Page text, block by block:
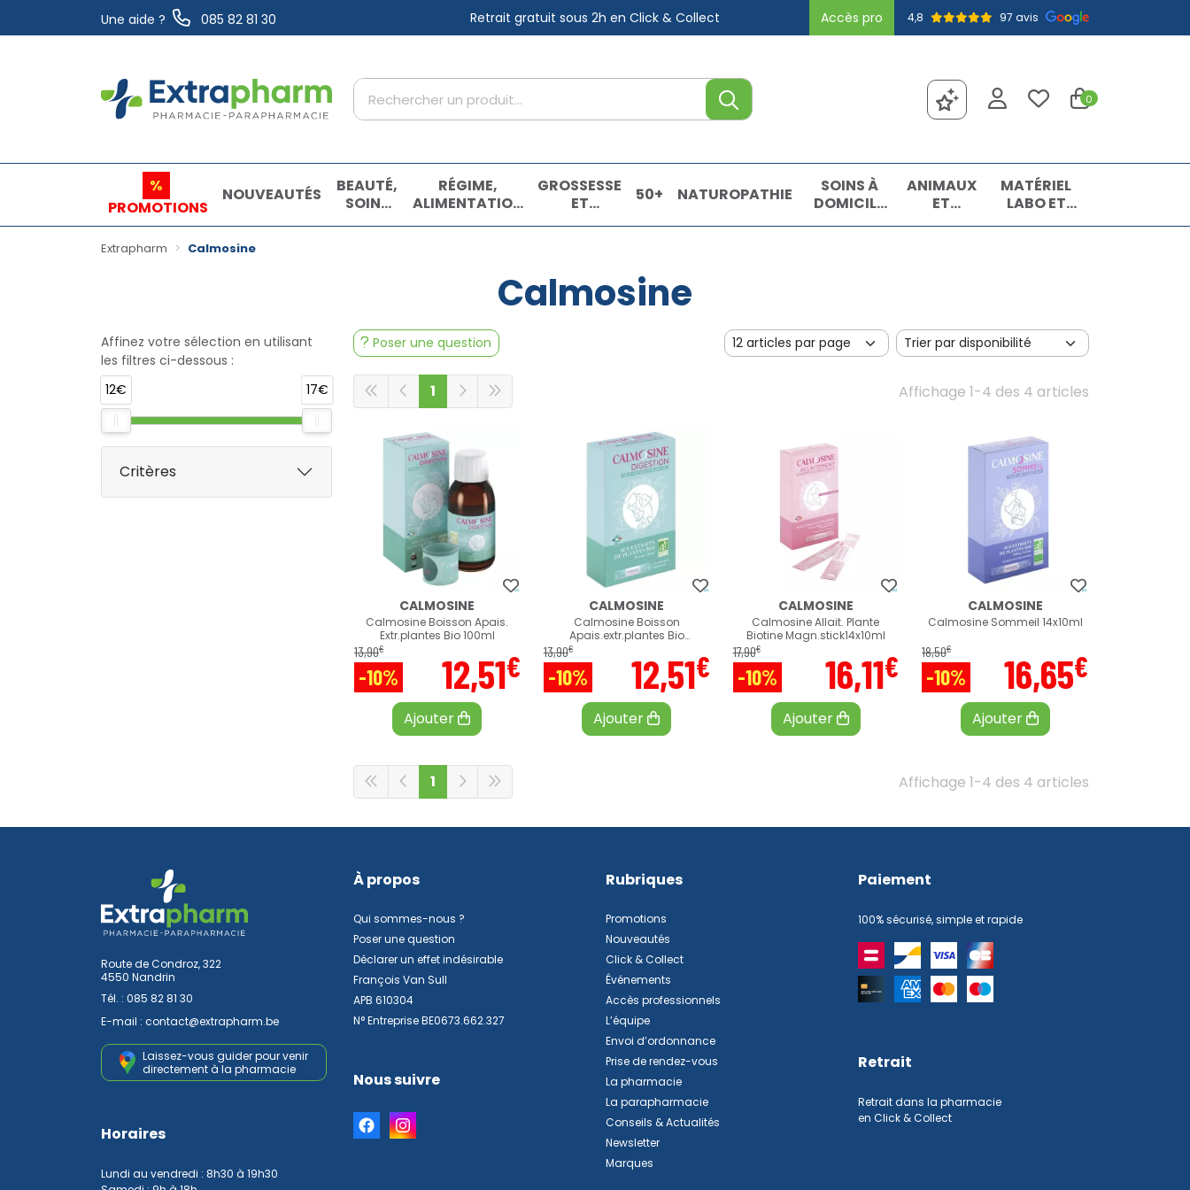
Une aide ? 085 82 81 30 Retrait gratuit sous 2h en Click & Collect Accès pro 4,8 97 avis
Extrapharm Votre pharmacie en ligne à votre service 0
%
PROMOTIONS
NOUVEAUTÉS
BEAUTÉ,
SOINS
ET
RÉGIME,
ALIMENTATION
& VITAMINES
GROSSESSE
ET
ENFANTS
50+ NATUROPATHIE
SOINS À
DOMICILE
ET
ANIMAUX
ET
INSECTES
MATÉRIEL
LABO ET
MATIÈRES
Extrapharm Calmosine
Calmosine
Poser une question
Affichage 1-4 des 4 articles
1
CALMOSINE
Calmosine Boisson Apais.
Extr.plantes Bio 100ml
13,90€
-10% 12,51€
Ajouter
CALMOSINE
Calmosine Boisson
Apais.extr.plantes Bio
13,90€
-10% 12,51€
Ajouter
CALMOSINE
Calmosine Allait. Plante
Biotine Magn.stick14x10ml
17,90€
-10% 16,11€
Ajouter
CALMOSINE
Calmosine Sommeil 14x10ml
18,50€
-10% 16,65€
Ajouter
Affichage 1-4 des 4 articles
1
Affinez votre sélection en utilisant
les filtres ci-dessous :
12€
17€
Critères
Route de Condroz, 322
4550 Nandrin
Tél. : 085 82 81 30
E-mail : contact@extrapharm.be
Laissez-vous guider pour venir
directement à la pharmacie
Horaires
Lundi au vendredi : 8h30 à 19h30
À propos
Qui sommes-nous ?
Poser une question
Déclarer un effet indésirable
François Van Sull
APB 610304
N° Entreprise BE0673.662.327
Nous suivre
Rubriques
Promotions
Nouveautés
Click & Collect
Événements
Accès professionnels
L’équipe
Envoi d’ordonnance
Prise de rendez-vous
La pharmacie
La parapharmacie
Conseils & Actualités
Newsletter
Marques
Paiement
100% sécurisé, simple et rapide
Retrait
Retrait dans la pharmacie
en Click & Collect